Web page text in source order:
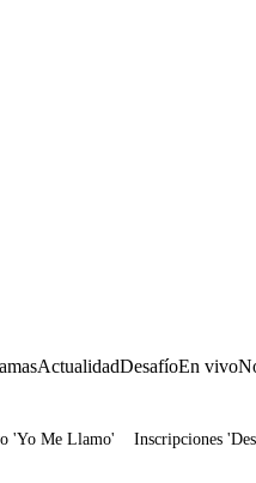
ActualidadDesafíoEn vivo
'Yo Me Llamo' Inscripciones